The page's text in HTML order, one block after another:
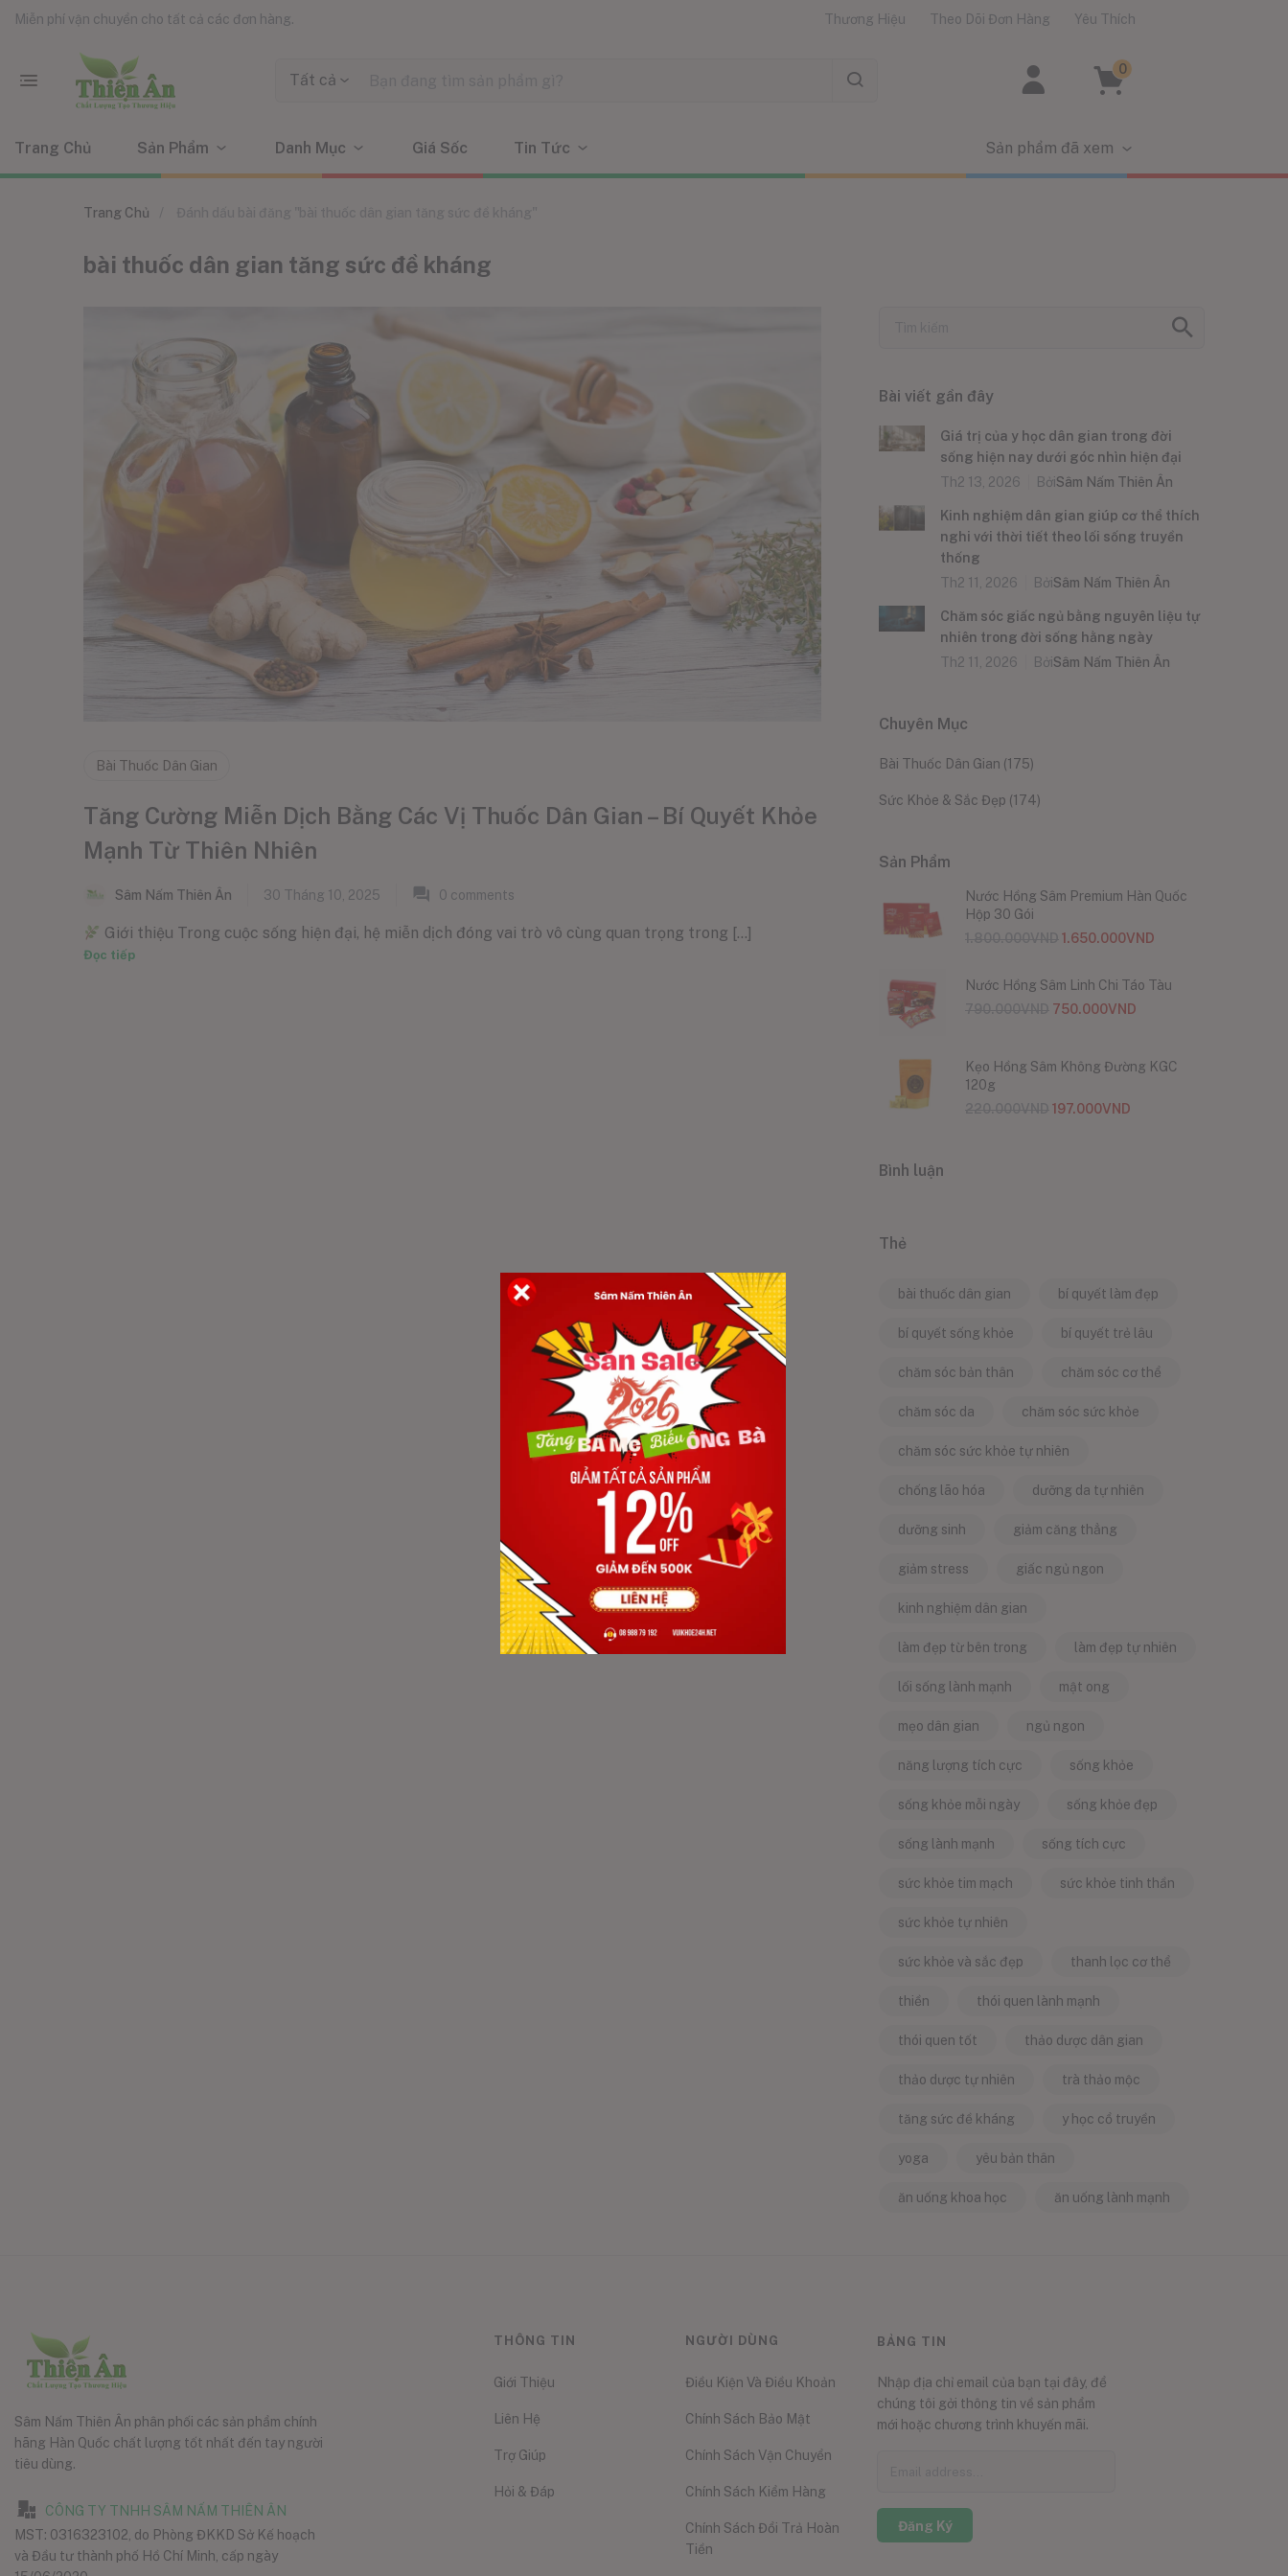
Miễn phí vận chuyển cho tất cả các đơn hàng. Thương Hiệu Theo Dõi Đơn Hàng Yêu Thích
Tất cả
0
Trang Chủ Sản Phẩm Danh Mục Giá Sốc Tin Tức Sản phẩm đã xem
Trang Chủ
bài thuốc dân gian tăng sức đề kháng
Bài Thuốc Dân Gian
Tăng Cường Miễn Dịch Bằng Các Vị Thuốc Dân Gian – Bí Quyết Khỏe
Mạnh Từ Thiên Nhiên
Sâm Nấm Thiên Ân 30 Tháng 10, 2025 0 comments
Giới thiệu Trong cuộc sống hiện đại, hệ miễn dịch đóng vai trò vô cùng quan trọng trong [...]
Đọc tiếp
Bài viết gần đây
Giá trị của y học dân gian trong đời
sống hiện nay dưới góc nhìn hiện đại
Th2 13, 2026
BởiSâm Nấm Thiên Ân
Kinh nghiệm dân gian giúp cơ thể thích
nghi với thời tiết theo lối sống truyền
thống
Th2 11, 2026
BởiSâm Nấm Thiên Ân
Chăm sóc giấc ngủ bằng nguyên liệu tự
nhiên trong đời sống hằng ngày
Th2 11, 2026
BởiSâm Nấm Thiên Ân
Chuyên Mục
Bài Thuốc Dân Gian (175)
Sức Khỏe & Sắc Đẹp (174)
Sản Phẩm
Nước Hồng Sâm Premium Hàn Quốc
Hộp 30 Gói
1.650.000VND
Nước Hồng Sâm Linh Chi Táo Tàu
750.000VND
Kẹo Hồng Sâm Không Đường KGC
120g
197.000VND
Bình luận
Thẻ
bài thuốc dân gian bí quyết làm đẹp
bí quyết sống khỏe bí quyết trẻ lâu
chăm sóc bản thân chăm sóc cơ thể
chăm sóc da chăm sóc sức khỏe
chăm sóc sức khỏe tự nhiên
chống lão hóa dưỡng da tự nhiên
dưỡng sinh giảm căng thẳng
giảm stress giấc ngủ ngon
kinh nghiệm dân gian
làm đẹp từ bên trong làm đẹp tự nhiên
lối sống lành mạnh mật ong
mẹo dân gian ngủ ngon
năng lượng tích cực sống khỏe
sống khỏe mỗi ngày sống khỏe đẹp
sống lành mạnh sống tích cực
sức khỏe tim mạch sức khỏe tinh thần
sức khỏe tự nhiên
sức khỏe và sắc đẹp thanh lọc cơ thể
thiền thói quen lành mạnh
thói quen tốt thảo dược dân gian
thảo dược tự nhiên trà thảo mộc
tăng sức đề kháng y học cổ truyền
yoga yêu bản thân
ăn uống khoa học ăn uống lành mạnh
Sâm Nấm Thiên Ân phân phối các sản phẩm chính
hãng Hàn Quốc chất lượng tốt nhất đến tay người
tiêu dùng.
CÔNG TY TNHH SÂM NẤM THIÊN ÂN
MST: 0316323102, do Phòng ĐKKD Sở Kế hoạch
và Đầu tư thành phố Hồ Chí Minh, cấp ngày
THÔNG TIN
Giới Thiệu
Liên Hệ
Trợ Giúp
Hỏi & Đáp
NGƯỜI DÙNG
Điều Kiện Và Điều Khoản
Chính Sách Bảo Mật
Chính Sách Vận Chuyển
Chính Sách Kiểm Hàng
Chính Sách Đổi Trả Hoàn
Tiền
BẢNG TIN
Nhập địa chỉ email của bạn tại đây, để
chúng tôi gởi thông tin về sản phẩm
mới hoặc chương trình khuyến mãi.
Đăng Ký